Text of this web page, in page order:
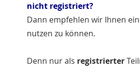
nicht registriert?
Dann empfehlen wir Ihnen
nutzen zu können.
Denn nur als registrierter